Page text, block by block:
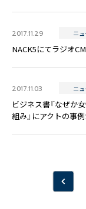
2017.11.29 ニュ
NACK5にてラジオCM
2017.11.03 ニュ
ビジネス書『なぜか
組み』にアクトの事
«